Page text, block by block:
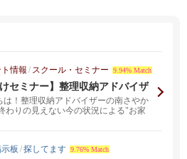
情報 / スクール・セミナー 9.94% Match
けセミナー】整理収納アドバイザ
けの基本を伝授！オンライン講
は！整理収納アドバイザーの南さやか
わりの見えない今の状況による"お家
板 /探してます 9.76% Match